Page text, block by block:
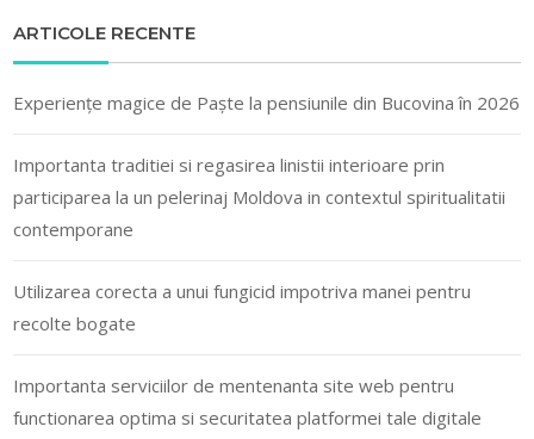
ARTICOLE RECENTE
Experiențe magice de Paște la pensiunile din Bucovina în 2026
Importanta traditiei si regasirea linistii interioare prin
participarea la un pelerinaj Moldova in contextul spiritualitatii
contemporane
Utilizarea corecta a unui fungicid impotriva manei pentru
recolte bogate
Importanta serviciilor de mentenanta site web pentru
functionarea optima si securitatea platformei tale digitale